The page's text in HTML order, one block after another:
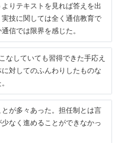
りテキストを見れば答えを出
技に関しては全く通信教育で
信では限界を感じた。
なしていても習得できた手応え
対してのふんわりしたものな
が多々あった。担任制とは言
なく進めることができなかっ